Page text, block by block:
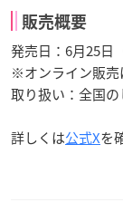
販売概要
発売日：6月25日
※オンライン販売
取り扱い：全国
詳しくは公式Xを